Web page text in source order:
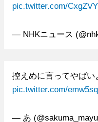
pic.twitter.com/
— NHKニュース
控えめに言ってやばい
pic.twitter.com/
— あ